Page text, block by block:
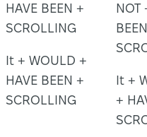
HAVE BEEN +
SCROLLING
It + WOULD +
HAVE BEEN +
SCROLLING
NOT
It +
+